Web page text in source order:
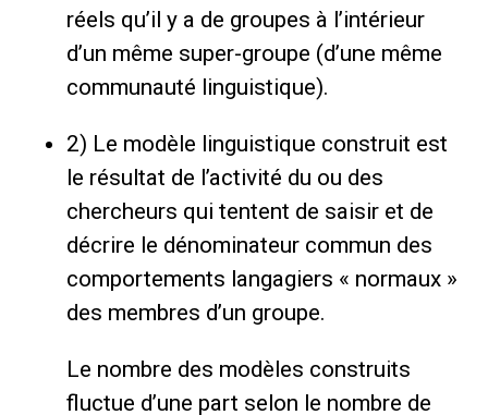
réels qu’il y a de groupes à l’intérieur
d’un même super-groupe (d’une même
communauté linguistique).
2) Le modèle linguistique construit est
le résultat de l’activité du ou des
chercheurs qui tentent de saisir et de
décrire le dénominateur commun des
comportements langagiers « normaux »
des membres d’un groupe.
Le nombre des modèles construits
fluctue d’une part selon le nombre de